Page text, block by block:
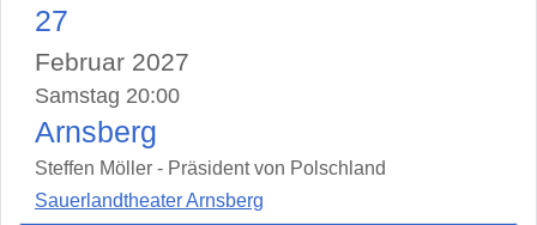
27
Februar 2027
Samstag 20:00
Arnsberg
Steffen Möller - Präsident von Polschland
Sauerlandtheater Arnsberg